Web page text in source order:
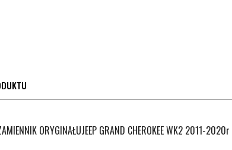
ORYGINAŁUJEEP GRAND CHEROKEE WK2 2011-